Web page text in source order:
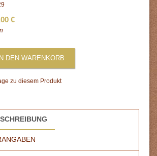
€
IN DEN WARENKORB
zu diesem Produkt